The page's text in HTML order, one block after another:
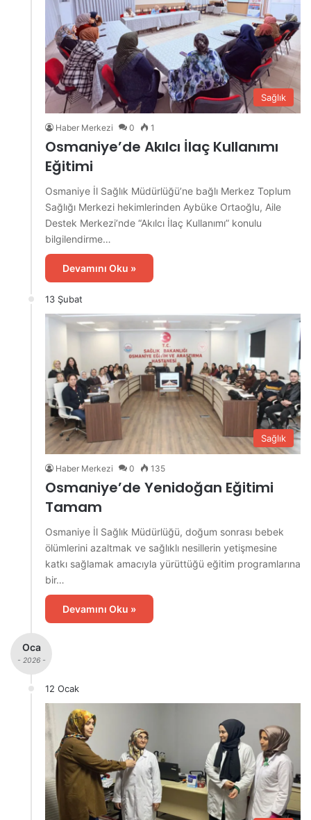
Sağlık
Haber Merkezi 0 1
Osmaniye’de Akılcı İlaç Kullanımı
Eğitimi
Osmaniye İl Sağlık Müdürlüğü’ne bağlı Merkez Toplum
Sağlığı Merkezi hekimlerinden Aybüke Ortaoğlu, Aile
Destek Merkezi’nde “Akılcı İlaç Kullanımı” konulu
bilgilendirme…
Devamını Oku »
13 Şubat
Sağlık
Haber Merkezi 0 135
Osmaniye’de Yenidoğan Eğitimi
Tamam
Osmaniye İl Sağlık Müdürlüğü, doğum sonrası bebek
ölümlerini azaltmak ve sağlıklı nesillerin yetişmesine
katkı sağlamak amacıyla yürüttüğü eğitim programlarına
bir…
Devamını Oku »
Oca
- 2026 -
12 Ocak